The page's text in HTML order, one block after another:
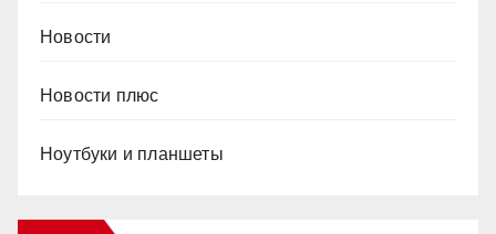
Новости
Новости плюс
Ноутбуки и планшеты